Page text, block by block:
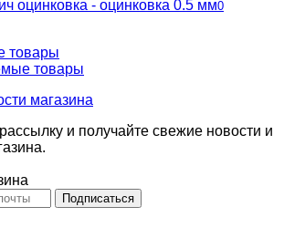
оцинковка - оцинковка 0.5 мм0
товары
товары
магазина
и получайте свежие новости и